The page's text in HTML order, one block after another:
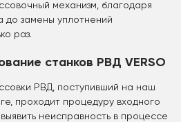
механизм, благодаря
до замены уплотнений
раз.
станков РВД VERSO
РВД, поступивший на наш
проходит процедуру входного
неисправность в процессе